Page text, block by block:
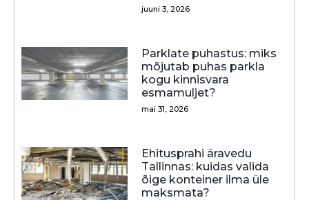
juuni 3, 2026
Parklate puhastus: miks
mõjutab puhas parkla
kogu kinnisvara
esmamuljet?
mai 31, 2026
Ehitusprahi äravedu
Tallinnas: kuidas valida
õige konteiner ilma üle
maksmata?